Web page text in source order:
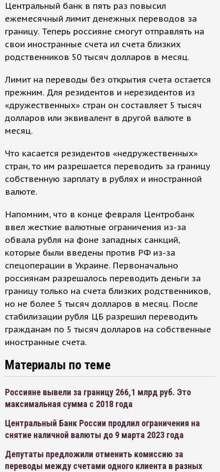
Центральный банк в пять раз повысил
ежемесячный лимит денежных переводов за
границу. Теперь россияне смогут отправлять на
свои иностранные счета ил счета близких
родственников 50 тысяч долларов в месяц.
Лимит на переводы без открытия счета остается
прежним. Для резидентов и нерезидентов из
«дружественных» стран он составляет 5 тысяч
долларов или эквивалент в другой валюте в
месяц.
Что касается резидентов «недружественных»
стран, то им разрешается переводить за границу
собственную зарплату в рублях и иностранной
валюте.
Напомним, что в конце февраля Центробанк
ввел жесткие валютные ограничения из-за
обвала рубля на фоне западных санкций,
которые были введены против РФ из-за
спецоперации в Украине. Первоначально
россиянам разрешалось переводить деньги за
границу только на счета близких родственников,
но не более 5 тысяч долларов в месяц. После
стабилизации рубля ЦБ разрешил переводить
гражданам по 5 тысяч долларов на собственные
иностранные счета.
Материалы по теме
Россияне вывели за границу 266,1 млрд руб. Это
максимальная сумма с 2018 года
Центральный Банк России продлил ограничения на
снятие наличной валюты до 9 марта 2023 года
Депутаты предложили отменить комиссию за
переводы между счетами одного клиента в разных